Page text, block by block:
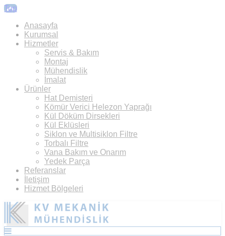
Top
Anasayfa
Kurumsal
Hizmetler
Servis & Bakım
Montaj
Mühendislik
İmalat
Ürünler
Hat Demisteri
Kömür Verici Helezon Yaprağı
Kül Döküm Dirsekleri
Kül Eklüsleri
Siklon ve Multisiklon Filtre
Torbalı Filtre
Vana Bakım ve Onarım
Yedek Parça
Referanslar
İletişim
Hizmet Bölgeleri